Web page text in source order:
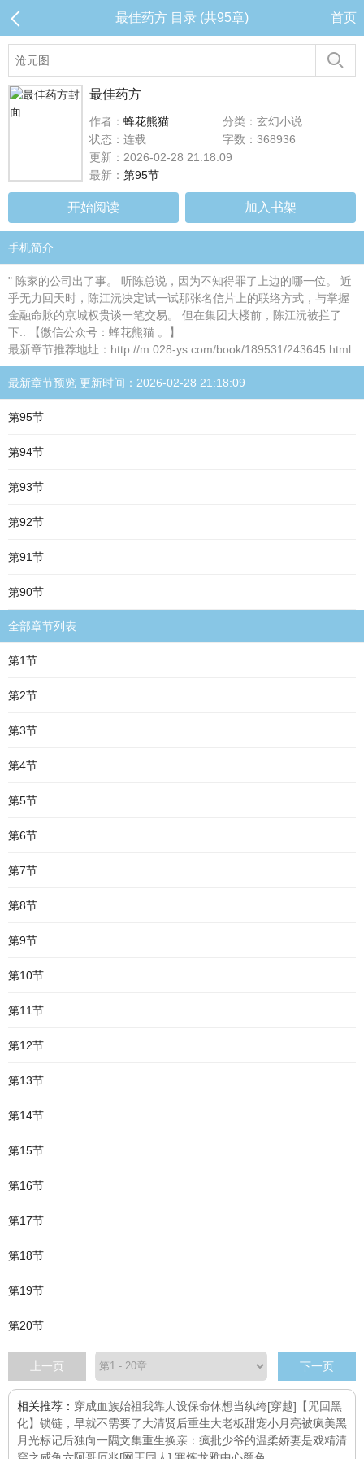
最佳药方 目录 (共95章) 首页
最佳药方
作者： 蜂花熊猫
分类：玄幻小说
状态：连载
字数：368936
更新：2026-02-28 21:18:09
最新： 第95节
开始阅读 加入书架
手机简介
" 陈家的公司出了事。 听陈总说，因为不知得罪了上边的哪一位。 近
乎无力回天时，陈江沅决定试一试那张名信片上的联络方式，与掌握
金融命脉的京城权贵谈一笔交易。 但在集团大楼前，陈江沅被拦了
下.. 【微信公众号：蜂花熊猫 。】
最新章节推荐地址：http://m.028-ys.com/book/189531/243645.html
最新章节预览 更新时间：2026-02-28 21:18:09
第95节
第94节
第93节
第92节
第91节
第90节
全部章节列表
第1节
第2节
第3节
第4节
第5节
第6节
第7节
第8节
第9节
第10节
第11节
第12节
第13节
第14节
第15节
第16节
第17节
第18节
第19节
第20节
上一页 下一页
相关推荐： 穿成血族始祖我靠人设保命休想当纨绔[穿越] 【咒回黑
化】锁链，早就不需要了大清贤后重生大老板甜宠小月亮被疯美黑
月光标记后独向一隅文集重生换亲：疯批少爷的温柔娇妻是戏精清